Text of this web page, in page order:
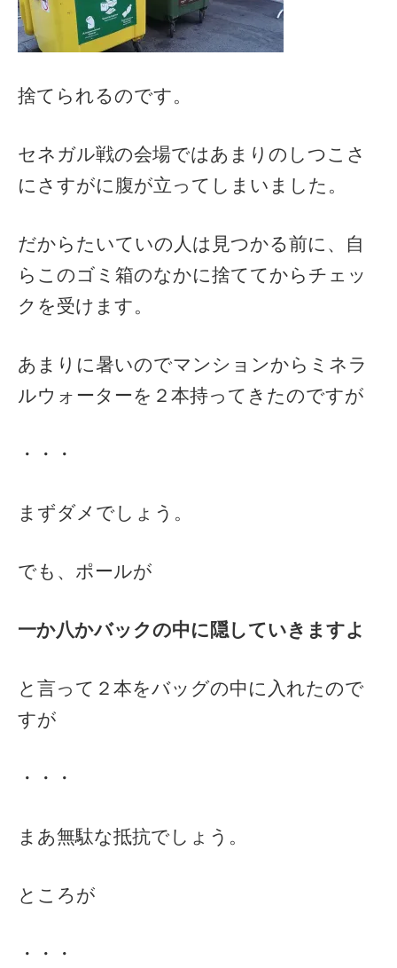
捨てられるのです。
セネガル戦の会場ではあまりのしつこさ
にさすがに腹が立ってしまいました。
だからたいていの人は見つかる前に、自
らこのゴミ箱のなかに捨ててからチェッ
クを受けます。
あまりに暑いのでマンションからミネラ
ルウォーターを２本持ってきたのですが
・・・
まずダメでしょう。
でも、ポールが
一か八かバックの中に隠していきますよ
と言って２本をバッグの中に入れたので
すが
・・・
まあ無駄な抵抗でしょう。
ところが
・・・